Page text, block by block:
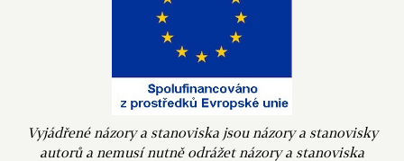
Vyjádřené názory a stanoviska jsou názory a stanovisky
autorů a nemusí nutně odrážet názory a stanoviska